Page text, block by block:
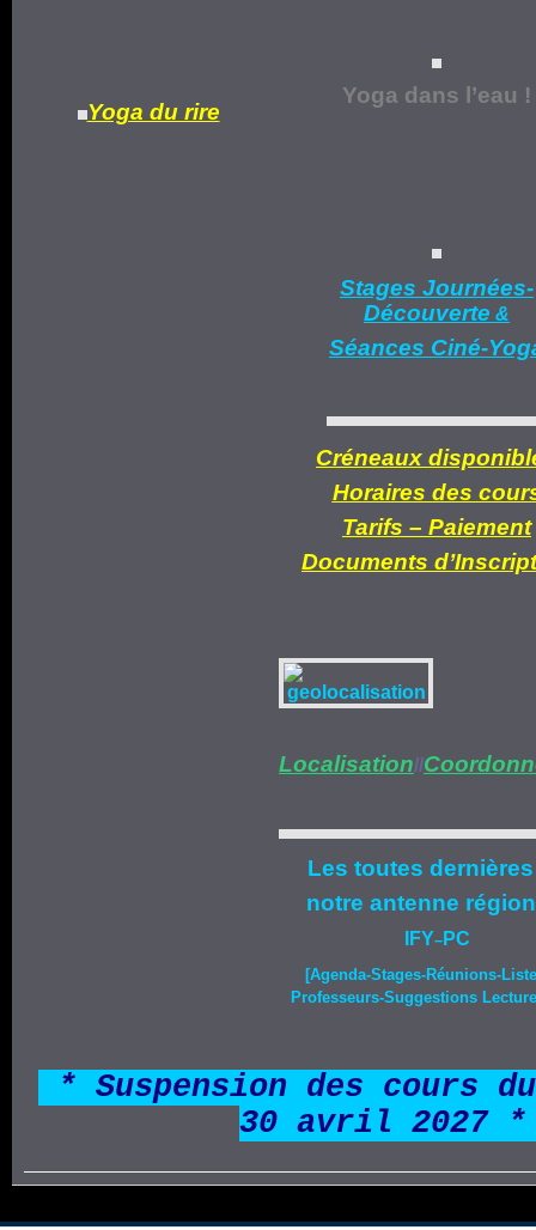
Yoga du rire
Yoga dans l’eau !
Stages Journées-
Découverte &
Séances Ciné-
Créneaux
Horaires des
Tarifs – Paiement
Documents d’
Localisation//
Les toutes
notre antenne
IFY–PC
[Agenda-Stages-Réunions-
Professeurs-Suggestions
* Suspension des cours
30 avril 2027 *